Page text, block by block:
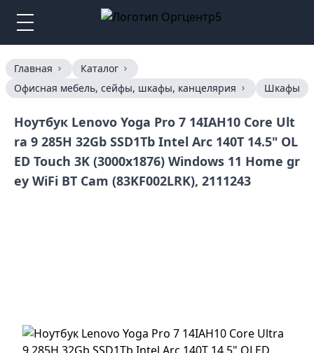
Главная
Каталог
Офисная мебель, сейфы, шкафы, канцелярия
Шкафы
Ноутбук Lenovo Yoga Pro 7 14IAH10 Core Ult
ra 9 285H 32Gb SSD1Tb Intel Arc 140T 14.5" OL
ED Touch 3K (3000x1876) Windows 11 Home gr
ey WiFi BT Cam (83KF002LRK), 2111243